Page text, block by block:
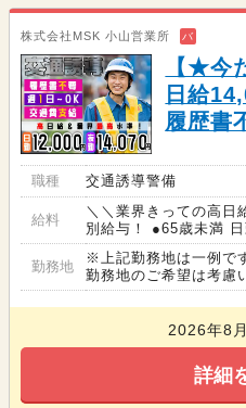
株式会社MSK 小山営業所 バ
【★今
日給
履歴書
職種 交通誘導警備
給料
＼＼業界きっての高日
別給与！ ●65歳未満
勤務地
※上記勤務地は一例で
勤務地のご希望は考慮
2026年8
詳細